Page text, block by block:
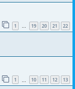
1 19 20 21 22
1 10 11 12 13